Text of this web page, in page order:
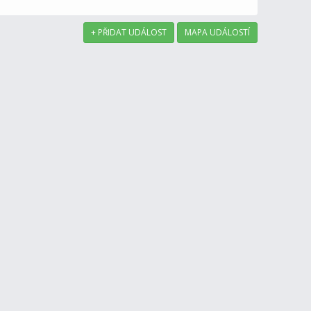
+ PŘIDAT UDÁLOST MAPA UDÁLOSTÍ